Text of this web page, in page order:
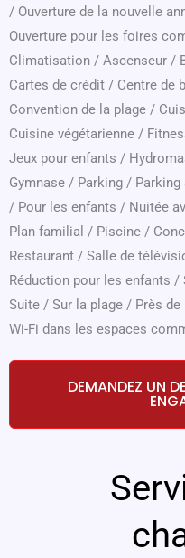
/ Ouverture de la nouvelle
Ouverture pour les foires
Climatisation / Ascenseur /
Cartes de crédit / Centre de
Convention de la plage /
Cuisine végétarienne /
Jeux pour enfants /
Gymnase / Parking /
/ Pour les enfants / Nuitée
Plan familial / Piscine /
Restaurant / Salle de
Réduction pour les enfants /
Suite / Sur la plage / Près
Wi-Fi dans les espaces
DEMANDEZ UN